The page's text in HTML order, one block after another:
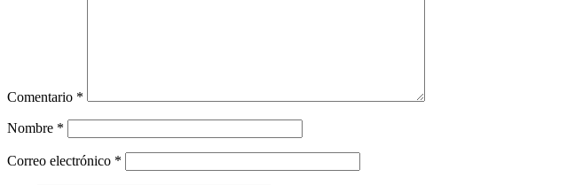
Comentario *
Nombre *
Correo electrónico *